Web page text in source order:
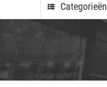
Categorieën